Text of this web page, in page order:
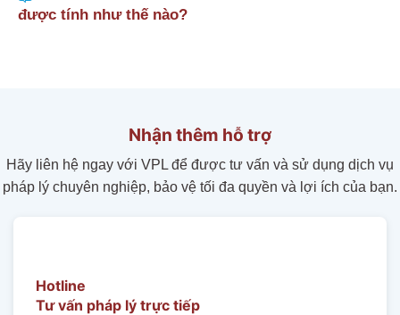
được tính như thế nào?
Nhận thêm hỗ trợ
Hãy liên hệ ngay với VPL để được tư vấn và sử dụng dịch vụ
pháp lý chuyên nghiệp, bảo vệ tối đa quyền và lợi ích của bạn.
Hotline
Tư vấn pháp lý trực tiếp